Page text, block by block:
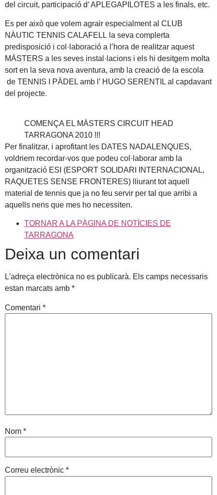
del circuit, participació d’ APLEGAPILOTES a les finals, etc.
Es per això que volem agrair especialment al CLUB
NÀUTIC TENNIS CALAFELL la seva complerta
predisposició i col·laboració a l’hora de realitzar aquest
MÀSTERS a les seves instal·lacions i els hi desitgem molta
sort en la seva nova aventura, amb la creació de la escola
de TENNIS I PÀDEL amb l’ HUGO SERENTIL al capdavant
del projecte.
COMENÇA EL MÀSTERS CIRCUIT HEAD
TARRAGONA 2010 !!!
Per finalitzar, i aprofitant les DATES NADALENQUES,
voldriem recordar-vos que podeu col·laborar amb la
organització ESI (ESPORT SOLIDARI INTERNACIONAL,
RAQUETES SENSE FRONTERES) lliurant tot aquell
material de tennis que ja no feu servir per tal que arribi a
aquells nens que mes ho necessiten.
TORNAR A LA PÀGINA DE NOTÍCIES DE
TARRAGONA
Deixa un comentari
L'adreça electrònica no es publicarà. Els camps necessaris
estan marcats amb *
Comentari *
Nom *
Correu electrònic *